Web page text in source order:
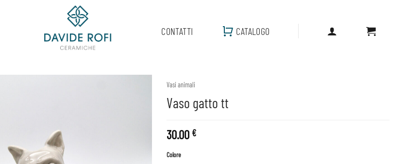
CONTATTI CATALOGO
Vasi animali
Vaso gatto tt
30.00 €
Colore